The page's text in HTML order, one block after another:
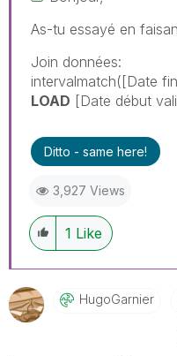
As-tu essayé en
Join données:
intervalmatch([Date
LOAD [Date début
Ditto - same here!
3,927 Views
1 Like
HugoGarnier